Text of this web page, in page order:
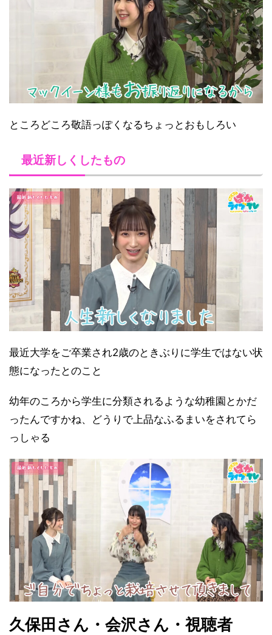
ところどころ敬語っぽくなるちょっとおもしろい
最近新しくしたもの
最近大学をご卒業され2歳のときぶりに学生ではない状
態になったとのこと
幼年のころから学生に分類されるような幼稚園とかだ
ったんですかね、どうりで上品なふるまいをされてら
っしゃる
久保田さん・会沢さん・視聴者